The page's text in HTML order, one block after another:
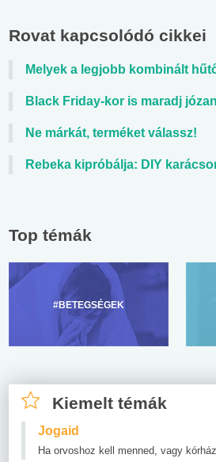
Rovat kapcsolódó cikkei
Melyek a legjobb kombinált
Black Friday-kor is maradj
Ne márkát, terméket válassz!
Rebeka kipróbálja: DIY
Top témák
#BETEGSÉGEK
Kiemelt témák
Jogaid
Ha orvoshoz kell menned, vagy